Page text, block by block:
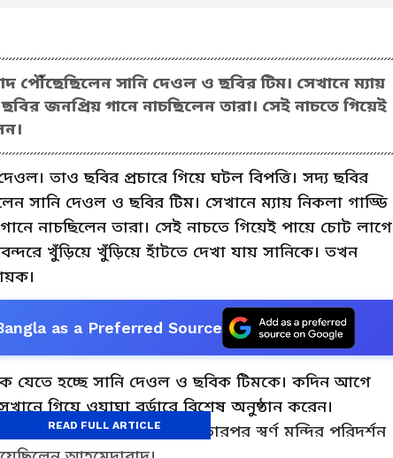
পৌঁছেছিলেন সানি দেওল ও ছবির টিম। সেখানে ম্যায়
জনপ্রিয় গানে নাচছিলেন তারা। সেই নাচতে গিয়েই
তাও ছবির প্রচারে গিয়ে ঘটল বিপত্তি। সদ্য ছবির
সানি দেওল ও ছবির টিম। সেখানে ম্যায় নিকলা গাড্ডি
নাচছিলেন তারা। সেই নাচতে গিয়েই পায়ে চোট লাগে
খুঁড়িয়ে খুঁড়িয়ে হাঁটতে দেখা যায় সানিকে। তখন
as a Preferred Source
যেতে হচ্ছে সানি দেওল ও ছবিক টিমকে। কদিন আগে
গিয়ে ওয়াঘা বর্ডারে বিশেষ অনুষ্ঠান করেন।
ছবির প্রচার করেন তাঁরা। তারপর স্বর্ণ মন্দির পরিদর্শন
READ FULL ARTICLE